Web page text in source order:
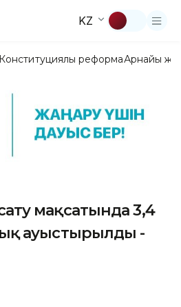
KZ
Конституциялық реформаАрнайы
мақсатында 3,4
ауыстырылды -